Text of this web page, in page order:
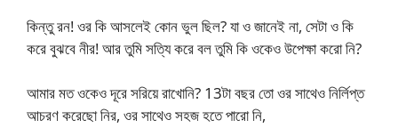
কিন্তু রন! ওর কি আসলেই কোন ভুল ছিল? যা ও জানেই না, সেটা ও কি
করে বুঝবে নীর! আর তুমি সত্যি করে বল তুমি কি ওকেও উপেক্ষা করো নি?
আমার মত ওকেও দূরে সরিয়ে রাখোনি? 13টা বছর তো ওর সাথেও নির্লিপ্ত
আচরণ করেছো নির, ওর সাথেও সহজ হতে পারো নি,